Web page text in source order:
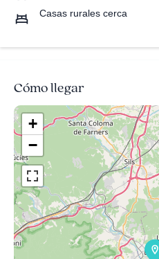
Casas rurales cerca
Cómo llegar
+
−